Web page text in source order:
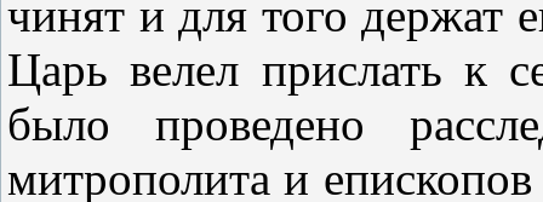
чинят и для того держат
Царь велел прислать к
было проведено
митрополита и